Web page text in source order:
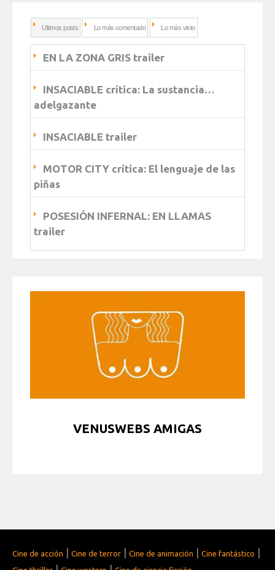
Ultimos posts Lo más comentado Lo más visto
EN LA ZONA GRIS trailer
INSACIABLE crítica: La sustancia…
adelgazante
INSACIABLE trailer
MOTOR CITY crítica: El lenguaje de las
piñas
POSESIÓN INFERNAL: EN LLAMAS
trailer
VENUSWEBS AMIGAS
Cine de acción | Cine de terror | Cine de animación | Cine fantástico |